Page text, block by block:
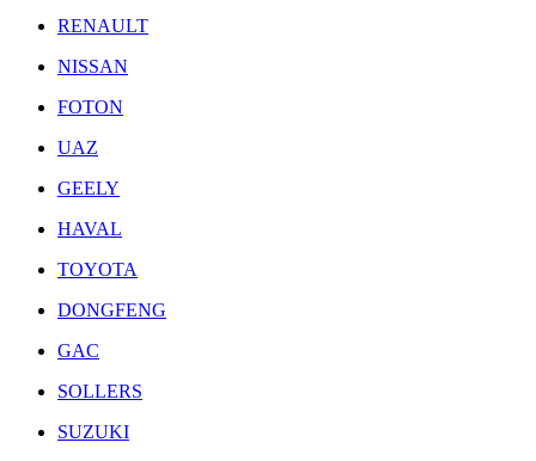
RENAULT
NISSAN
FOTON
UAZ
GEELY
HAVAL
TOYOTA
DONGFENG
GAC
SOLLERS
SUZUKI